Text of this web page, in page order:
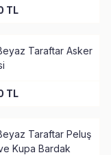
TL
Taraftar Asker
TL
Taraftar Peluş
ve Kupa Bardak